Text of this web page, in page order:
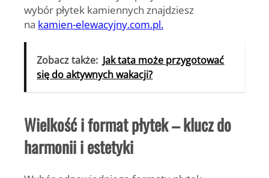
wybór płytek kamiennych znajdziesz
na kamien-elewacyjny.com.pl.
Zobacz także: Jak tata może przygotować
się do aktywnych wakacji?
Wielkość i format płytek – klucz do
harmonii i estetyki